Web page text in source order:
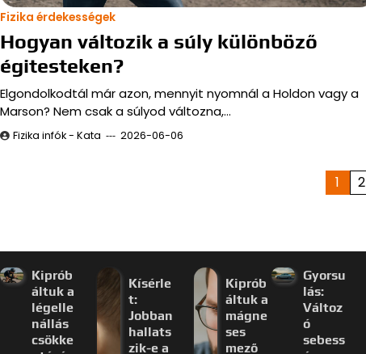
Fizika érdekességek
Hogyan változik a súly különböző
égitesteken?
Elgondolkodtál már azon, mennyit nyomnál a Holdon vagy a
Marson? Nem csak a súlyod változna,…
Fizika infók - Kata 2026-06-06
1 2
Kiprób
áltuk a
légelle
nállás
csökke
Kísérle
t:
Jobban
hallats
zik-e a
Kiprób
áltuk a
mágne
ses
mező
Gyorsu
lás:
Változ
ó
sebess